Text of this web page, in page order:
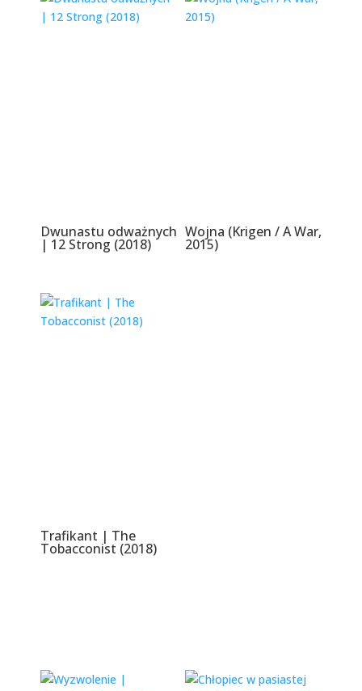
Dwunastu odważnych
| 12 Strong (2018)
Wojna (Krigen / A War,
2015)
Trafikant | The
Tobacconist (2018)